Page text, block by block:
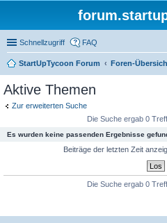
Schnellzugriff FAQ
StartUpTycoon Forum
Foren-
Aktive Themen
Zur erweiterten Suche
Die Suche ergab 0
Es wurden keine passenden Ergebnisse
Beiträge der letzten Zeit
Die Suche ergab 0